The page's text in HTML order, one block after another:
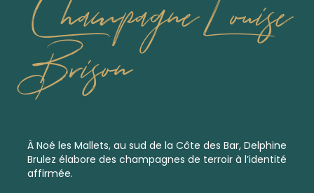
Brison
À Noé les Mallets, au sud de la Côte des Bar, Delphine
Brulez élabore des champagnes de terroir à l’identité
affirmée.